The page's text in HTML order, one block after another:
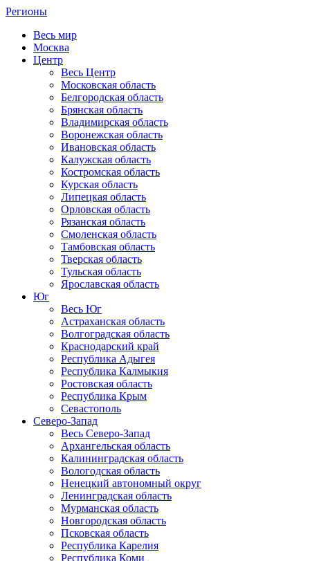
Регионы
Весь мир
Москва
Центр
Весь Центр
Московская область
Белгородская область
Брянская область
Владимирская область
Воронежская область
Ивановская область
Калужская область
Костромская область
Курская область
Липецкая область
Орловская область
Рязанская область
Смоленская область
Тамбовская область
Тверская область
Тульская область
Ярославская область
Юг
Весь Юг
Астраханская область
Волгоградская область
Краснодарский край
Республика Адыгея
Республика Калмыкия
Ростовская область
Республика Крым
Севастополь
Северо-Запад
Весь Северо-Запад
Архангельская область
Калининградская область
Вологодская область
Ненецкий автономный округ
Ленинградская область
Мурманская область
Новгородская область
Псковская область
Республика Карелия
Республика Коми